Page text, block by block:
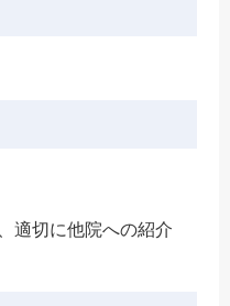
適切に他院への紹介